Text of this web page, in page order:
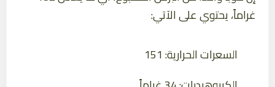
غراماً، يحتوي على الآتي:
السعرات الحرارية: 151